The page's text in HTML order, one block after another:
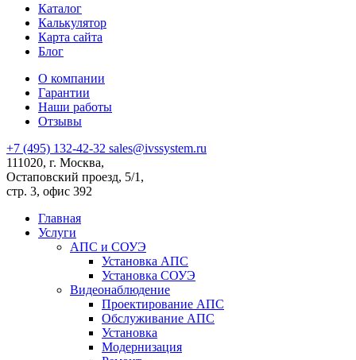
Каталог
Калькулятор
Карта сайта
Блог
О компании
Гарантии
Наши работы
Отзывы
+7 (495) 132-42-32 sales@ivssystem.ru
111020, г. Москва,
Остаповский проезд, 5/1,
стр. 3, офис 392
Главная
Услуги
АПС и СОУЭ
Установка АПС
Установка СОУЭ
Видеонаблюдение
Проектирование АПС
Обслуживание АПС
Установка
Модернизация